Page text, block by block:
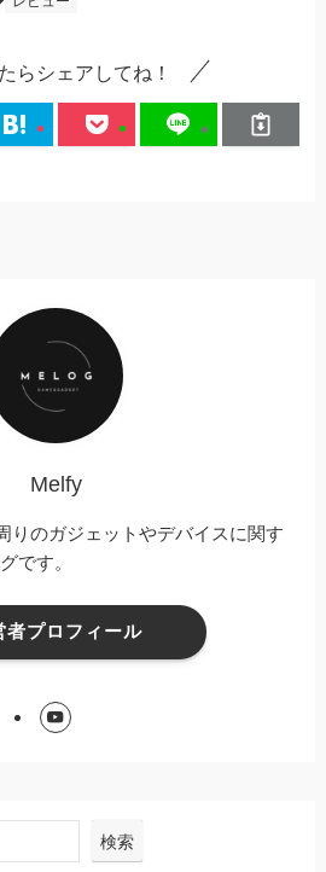
らシェアしてね！
Melfy
りのガジェットやデバイスに関す
です。
者プロフィール
検索